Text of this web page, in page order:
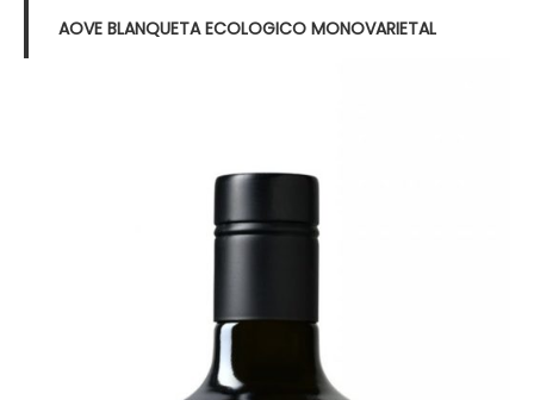
AOVE BLANQUETA ECOLOGICO MONOVARIETAL